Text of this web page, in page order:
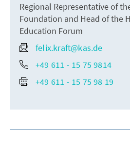
Regional Representative of
Foundation and Head of the
Education Forum
felix.kraft@kas.de
+49 611 - 15 75 9814
+49 611 - 15 75 98 19